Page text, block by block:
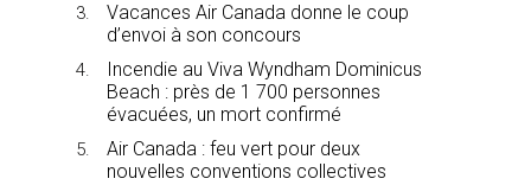
Vacances Air Canada donne le coup
d’envoi à son concours
Incendie au Viva Wyndham Dominicus
Beach : près de 1 700 personnes
évacuées, un mort confirmé
Air Canada : feu vert pour deux
nouvelles conventions collectives